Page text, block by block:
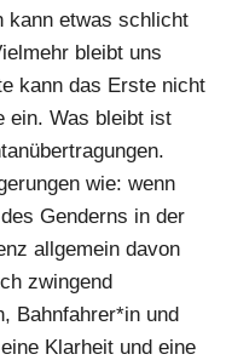
kann etwas schlicht
bleibt uns
kann das Erste nicht
ein. Was bleibt ist
wie: wenn
Genderns in der
allgemein davon
zwingend
Bahnfahrer*in und
Klarheit und eine